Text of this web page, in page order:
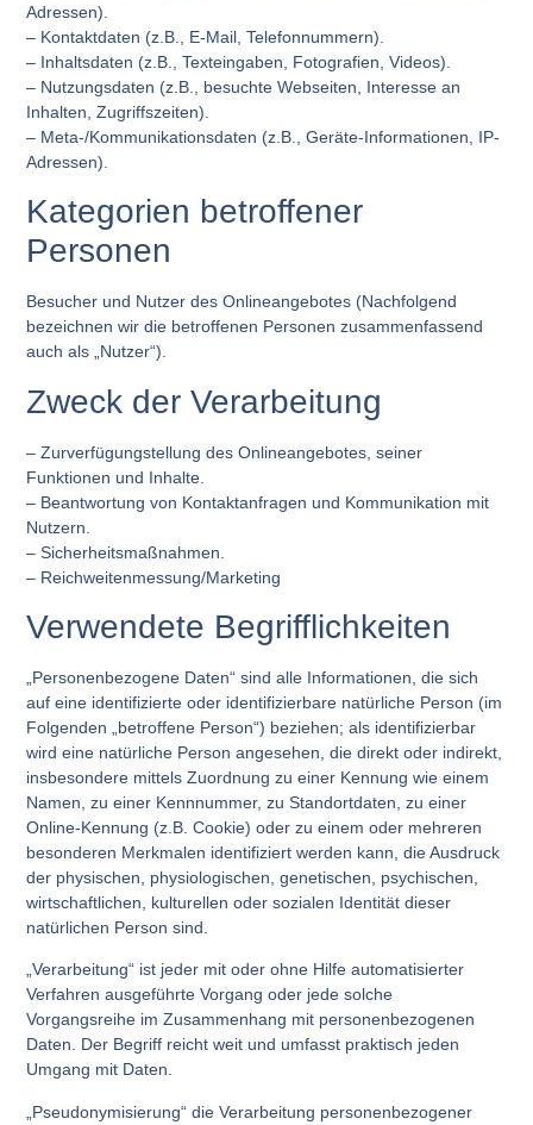
Adressen).
– Kontaktdaten (z.B., E-Mail, Telefonnummern).
– Inhaltsdaten (z.B., Texteingaben, Fotografien, Videos).
– Nutzungsdaten (z.B., besuchte Webseiten, Interesse an
Inhalten, Zugriffszeiten).
– Meta-/Kommunikationsdaten (z.B., Geräte-Informationen, IP-
Adressen).
Kategorien betroffener
Personen
Besucher und Nutzer des Onlineangebotes (Nachfolgend
bezeichnen wir die betroffenen Personen zusammenfassend
auch als „Nutzer“).
Zweck der Verarbeitung
– Zurverfügungstellung des Onlineangebotes, seiner
Funktionen und Inhalte.
– Beantwortung von Kontaktanfragen und Kommunikation mit
Nutzern.
– Sicherheitsmaßnahmen.
– Reichweitenmessung/Marketing
Verwendete Begrifflichkeiten
„Personenbezogene Daten“ sind alle Informationen, die sich
auf eine identifizierte oder identifizierbare natürliche Person (im
Folgenden „betroffene Person“) beziehen; als identifizierbar
wird eine natürliche Person angesehen, die direkt oder indirekt,
insbesondere mittels Zuordnung zu einer Kennung wie einem
Namen, zu einer Kennnummer, zu Standortdaten, zu einer
Online-Kennung (z.B. Cookie) oder zu einem oder mehreren
besonderen Merkmalen identifiziert werden kann, die Ausdruck
der physischen, physiologischen, genetischen, psychischen,
wirtschaftlichen, kulturellen oder sozialen Identität dieser
natürlichen Person sind.
„Verarbeitung“ ist jeder mit oder ohne Hilfe automatisierter
Verfahren ausgeführte Vorgang oder jede solche
Vorgangsreihe im Zusammenhang mit personenbezogenen
Daten. Der Begriff reicht weit und umfasst praktisch jeden
Umgang mit Daten.
„Pseudonymisierung“ die Verarbeitung personenbezogener